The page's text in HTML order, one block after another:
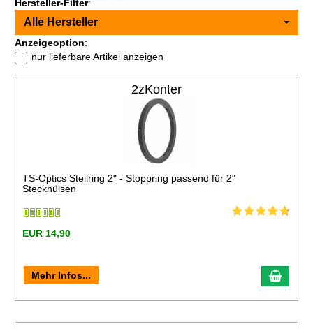
Hersteller-Filter:
Alle Hersteller
Anzeigeoption:
nur lieferbare Artikel anzeigen
2zKonter
TS-Optics Stellring 2" - Stoppring passend für 2"
Steckhülsen
EUR 14,90
Mehr Infos...